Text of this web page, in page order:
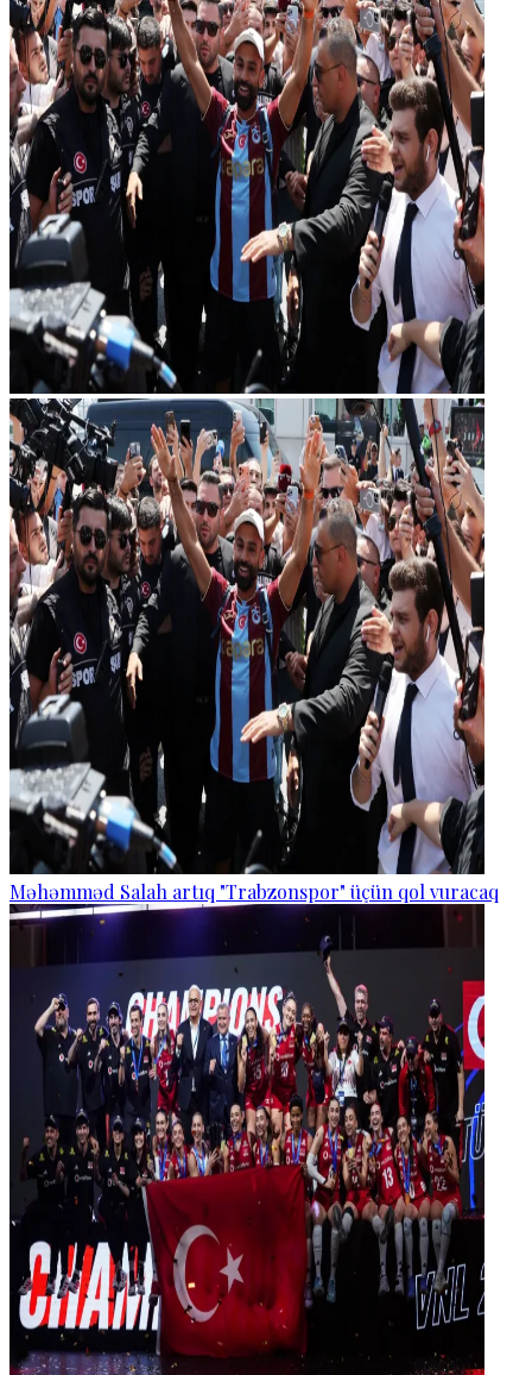
Məhəmməd Salah artıq "Trabzonspor" üçün qol vuracaq